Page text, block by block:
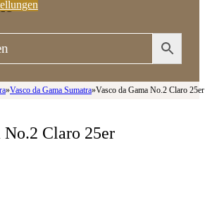
»Vasco da Gama Sumatra»Vasco da Gama No.2 Claro 25er
No.2 Claro 25er